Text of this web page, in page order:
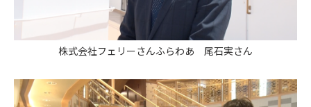
株式会社フェリーさんふらわあ 尾石実さん